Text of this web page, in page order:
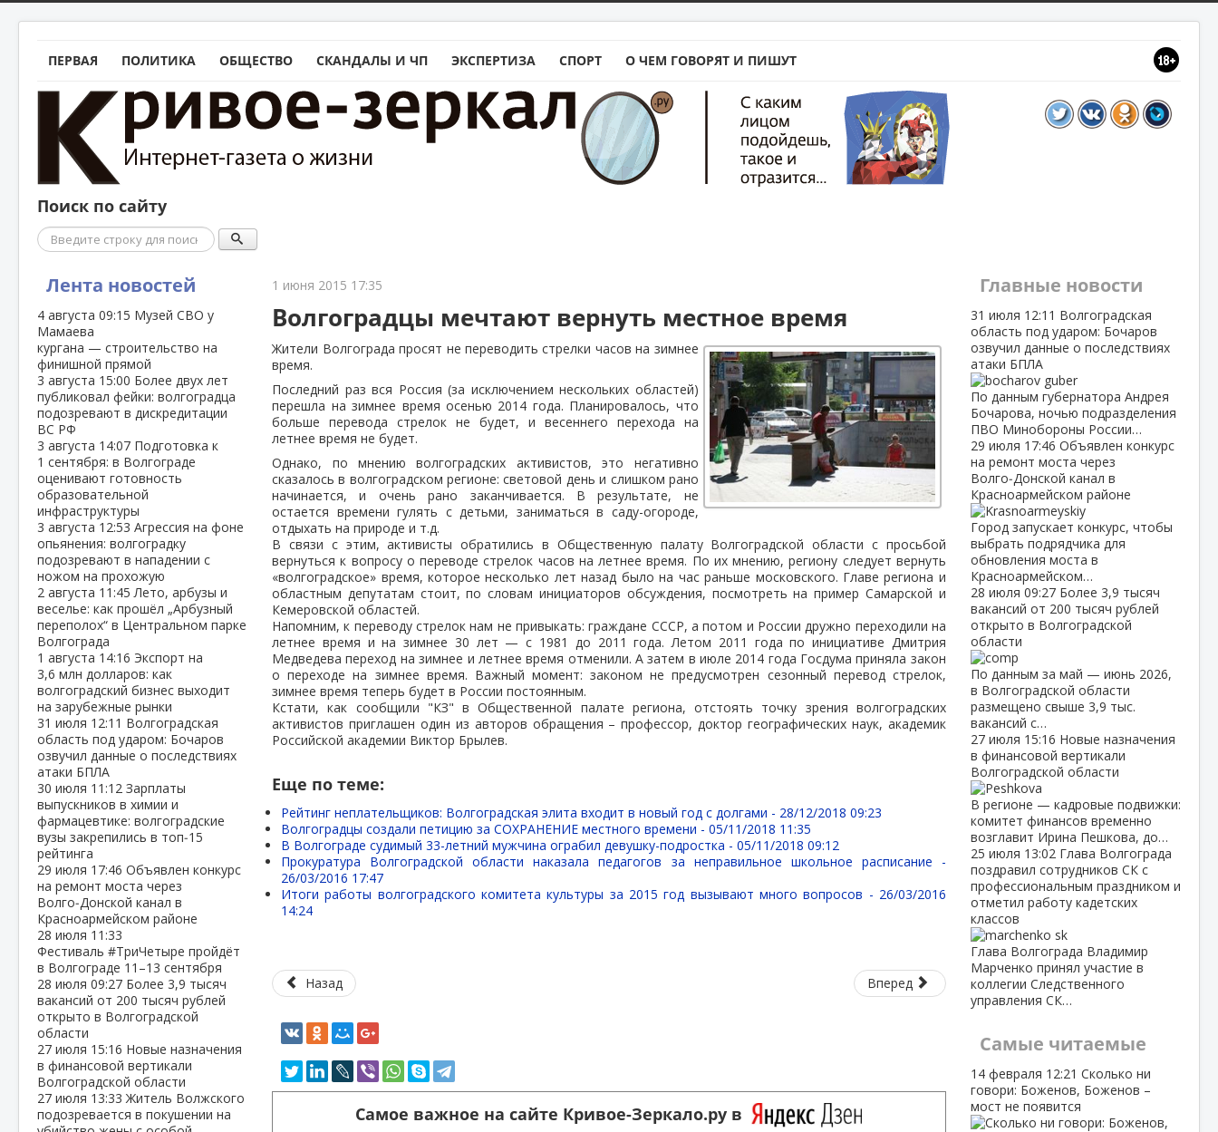
ПЕРВАЯ ПОЛИТИКА ОБЩЕСТВО СКАНДАЛЫ И ЧП ЭКСПЕРТИЗА СПОРТ О ЧЕМ ГОВОРЯТ И ПИШУТ
Поиск по сайту
Поиск
Лента новостей
4 августа 09:15 Музей СВО у
Мамаева
кургана — строительство на
финишной прямой
3 августа 15:00 Более двух лет
публиковал фейки: волгоградца
подозревают в дискредитации
ВС РФ
3 августа 14:07 Подготовка к
1 сентября: в Волгограде
оценивают готовность
образовательной
инфраструктуры
3 августа 12:53 Агрессия на фоне
опьянения: волгоградку
подозревают в нападении с
ножом на прохожую
2 августа 11:45Лето, арбузы и
веселье: как прошёл „Арбузный
переполох“ в Центральном парке
Волгограда
1 августа 14:16 Экспорт на
3,6 млн долларов: как
волгоградский бизнес выходит
на зарубежные рынки
31 июля 12:11 Волгоградская
область под ударом: Бочаров
озвучил данные о последствиях
атаки БПЛА
30 июля 11:12 Зарплаты
выпускников в химии и
фармацевтике: волгоградские
вузы закрепились в топ‑15
рейтинга
29 июля 17:46 Объявлен конкурс
на ремонт моста через
Волго‑Донской канал в
Красноармейском районе
28 июля 11:33
Фестиваль #ТриЧетыре пройдёт
в Волгограде 11–13 сентября
28 июля 09:27 Более 3,9 тысяч
вакансий от 200 тысяч рублей
открыто в Волгоградской
области
27 июля 15:16 Новые назначения
в финансовой вертикали
Волгоградской области
27 июля 13:33Житель Волжского
подозревается в покушении на
1 июня 2015 17:35
Волгоградцы мечтают вернуть местное время
Жители Волгограда просят не переводить стрелки часов на зимнее
время.
Последний раз вся Россия (за исключением нескольких областей)
перешла на зимнее время осенью 2014 года. Планировалось, что
больше перевода стрелок не будет, и весеннего перехода на
летнее время не будет.
Однако, по мнению волгоградских активистов, это негативно
сказалось в волгоградском регионе: световой день и слишком рано
начинается, и очень рано заканчивается. В результате, не
остается времени гулять с детьми, заниматься в саду-огороде,
отдыхать на природе и т.д.
В связи с этим, активисты обратились в Общественную палату Волгоградской области с просьбой
вернуться к вопросу о переводе стрелок часов на летнее время. По их мнению, региону следует вернуть
«волгоградское» время, которое несколько лет назад было на час раньше московского. Главе региона и
областным депутатам стоит, по словам инициаторов обсуждения, посмотреть на пример Самарской и
Кемеровской областей.
Напомним, к переводу стрелок нам не привыкать: граждане СССР, а потом и России дружно переходили на
летнее время и на зимнее 30 лет — с 1981 до 2011 года. Летом 2011 года по инициативе Дмитрия
Медведева переход на зимнее и летнее время отменили. А затем в июле 2014 года Госдума приняла закон
о переходе на зимнее время. Важный момент: законом не предусмотрен сезонный перевод стрелок,
зимнее время теперь будет в России постоянным.
Кстати, как сообщили "КЗ" в Общественной палате региона, отстоять точку зрения волгоградских
активистов приглашен один из авторов обращения – профессор, доктор географических наук, академик
Российской академии Виктор Брылев.
Еще по теме:
Рейтинг неплательщиков: Волгоградская элита входит в новый год с долгами - 28/12/2018 09:23
Волгоградцы создали петицию за СОХРАНЕНИЕ местного времени -05/11/2018 11:35
В Волгограде судимый 33-летний мужчина ограбил девушку-подростка -05/11/2018 09:12
Прокуратура Волгоградской области наказала педагогов за неправильное школьное расписание -
26/03/2016 17:47
Итоги работы волгоградского комитета культуры за 2015 год вызывают много вопросов - 26/03/2016
14:24
Назад Вперед
Самое важное на сайте Кривое-Зеркало.ру в
Главные новости
31 июля 12:11 Волгоградская
область под ударом: Бочаров
озвучил данные о последствиях
атаки БПЛА
По данным губернатора Андрея
Бочарова, ночью подразделения
ПВО Минобороны России…
29 июля 17:46 Объявлен конкурс
на ремонт моста через
Волго‑Донской канал в
Красноармейском районе
Город запускает конкурс, чтобы
выбрать подрядчика для
обновления моста в
Красноармейском…
28 июля 09:27 Более 3,9 тысяч
вакансий от 200 тысяч рублей
открыто в Волгоградской
области
По данным за май — июнь 2026,
в Волгоградской области
размещено свыше 3,9 тыс.
вакансий с…
27 июля 15:16 Новые назначения
в финансовой вертикали
Волгоградской области
В регионе — кадровые подвижки:
комитет финансов временно
возглавит Ирина Пешкова, до…
25 июля 13:02 Глава Волгограда
поздравил сотрудников СК с
профессиональным праздником и
отметил работу кадетских
классов
Глава Волгограда Владимир
Марченко принял участие в
коллегии Следственного
управления СК…
Самые читаемые
14 февраля 12:21 Сколько ни
говори: Боженов, Боженов –
мост не появится